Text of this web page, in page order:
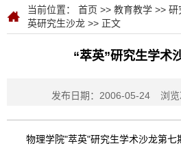
当前位置： 首页 >> 教育教学 >> 研
英研究生沙龙 >> 正文
“萃英”研究生学术
发布日期：2006-05-24 浏览
物理学院"萃英"研究生学术沙龙第七